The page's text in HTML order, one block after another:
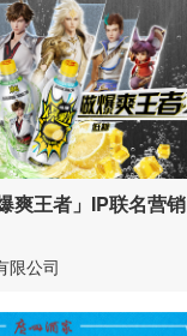
爽王者」IP联名营销
限公司